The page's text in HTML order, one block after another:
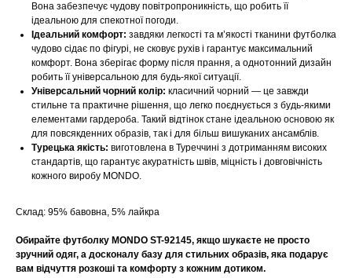
Вона забезпечує чудову повітропроникність, що робить її
ідеальною для спекотної погоди.
Ідеальний комфорт: завдяки легкості та м’якості тканини футболка
чудово сідає по фігурі, не сковує рухів і гарантує максимальний
комфорт. Вона зберігає форму після прання, а однотонний дизайн
робить її універсальною для будь-якої ситуації.
Універсальний чорний колір: класичний чорний — це завжди
стильне та практичне рішення, що легко поєднується з будь-якими
елементами гардероба. Такий відтінок стане ідеальною основою як
для повсякденних образів, так і для більш вишуканих ансамблів.
Турецька якість: виготовлена в Туреччині з дотриманням високих
стандартів, що гарантує акуратність швів, міцність і довговічність
кожного виробу MONDO.
Склад: 95% бавовна, 5% лайкра
Обирайте футболку MONDO ST-92145, якщо шукаєте не просто
зручний одяг, а досконалу базу для стильних образів, яка подарує
вам відчуття розкоші та комфорту з кожним дотиком.